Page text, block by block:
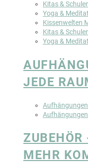
Kitas &
Yoga &
Kissenwelten
Kitas &
Yoga &
JEDE
ZUBEHÖR
MEHR